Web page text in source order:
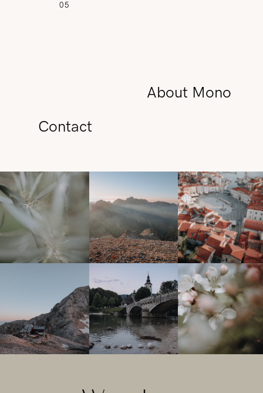
05
Contact
About Mono